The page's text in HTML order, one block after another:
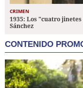
CRIMEN
1935: Los "cuatro
Sánchez
CONTENIDO